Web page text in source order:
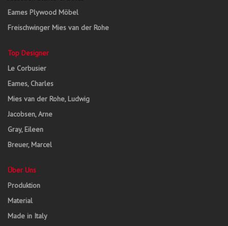
Eames Plywood Möbel
Freischwinger Mies van der Rohe
Top Designer
Le Corbusier
Eames, Charles
Mies van der Rohe, Ludwig
Jacobsen, Arne
Gray, Eileen
Breuer, Marcel
Über Uns
Produktion
Material
Made in Italy